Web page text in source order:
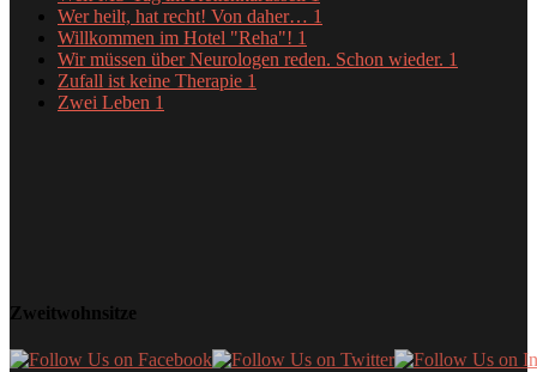
Wer heilt, hat recht! Von daher… 1
Willkommen im Hotel "Reha"! 1
Wir müssen über Neurologen reden. Schon wieder. 1
Zufall ist keine Therapie 1
Zwei Leben 1
Zweitwohnsitze